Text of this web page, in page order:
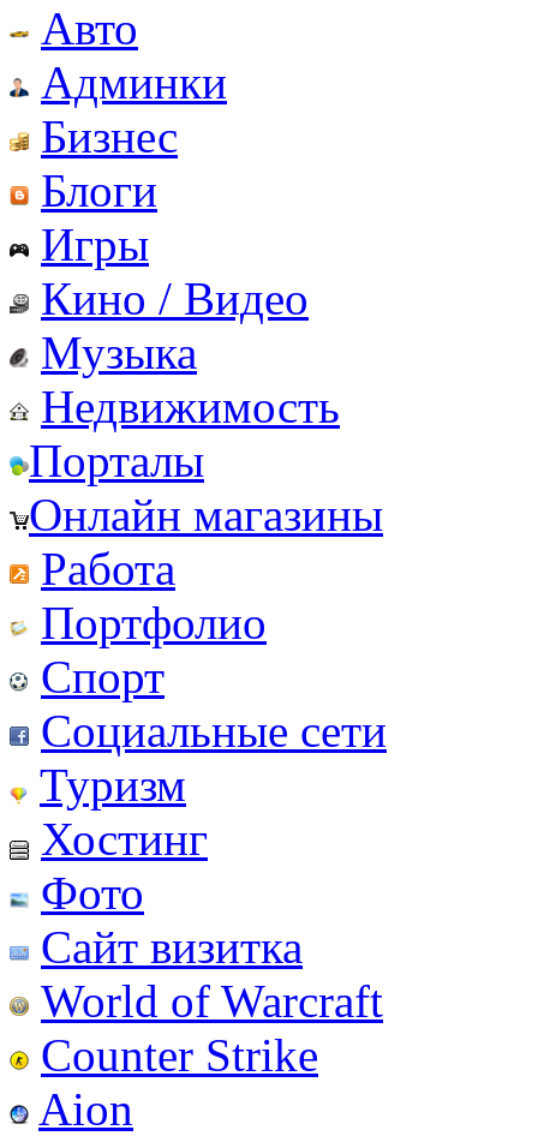
Авто
Админки
Бизнес
Блоги
Игры
Кино / Видео
Музыка
Недвижимость
Порталы
Онлайн магазины
Работа
Портфолио
Спорт
Социальные сети
Туризм
Хостинг
Фото
Сайт визитка
World of Warcraft
Counter Strike
Aion